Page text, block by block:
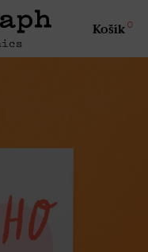
Košík0